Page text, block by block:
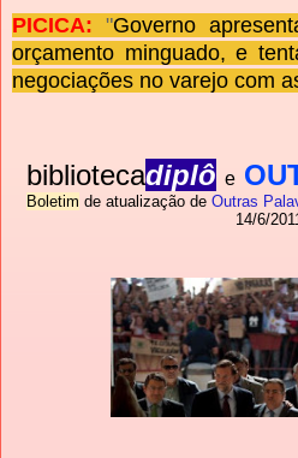
PICICA: "Governo
orçamento minguado, e
negociações no varejo com
bibliotecadiplô e
Boletim de atualização de Outras
14/6/